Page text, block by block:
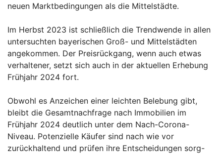
neuen Marktbedingungen als die Mittelstädte.
Im Herbst 2023 ist schließlich die Trendwende in allen
untersuchten bayerischen Groß- und Mittelstädten
angekommen. Der Preisrückgang, wenn auch etwas
verhaltener, setzt sich auch in der aktuellen Erhebung
Frühjahr 2024 fort.
Obwohl es Anzeichen einer leichten Belebung gibt,
bleibt die Gesamtnachfrage nach Immobilien im
Frühjahr 2024 deutlich unter dem Nach-Corona-
Niveau. Potenzielle Käufer sind nach wie vor
zurückhaltend und prüfen ihre Entscheidungen sorg-